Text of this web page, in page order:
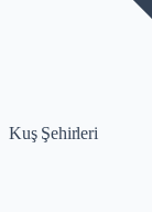
Kuş Şehirleri